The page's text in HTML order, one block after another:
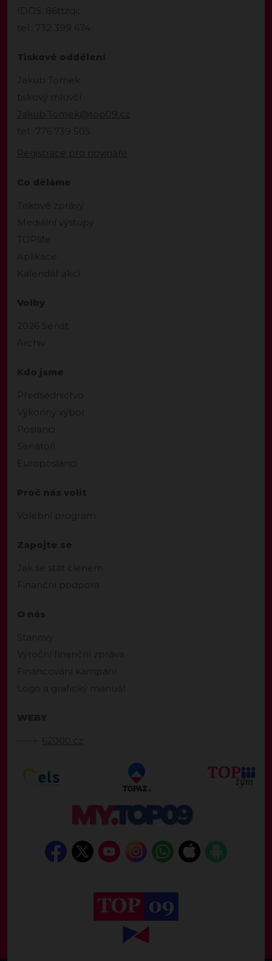
IDDS: 86ttzqc
tel.: 732 399 674
Tiskové oddělení
Jakub Tomek
tiskový mluvčí
Jakub.Tomek@top09.cz
tel.: 776 739 505
Registrace pro novináře
Co děláme
Tiskové zprávy
Mediální výstupy
TOPlife
Aplikace
Kalendář akcí
Volby
2026 Senát
Archiv
Kdo jsme
Předsednictvo
Výkonný výbor
Poslanci
Senátoři
Europoslanci
Proč nás volit
Volební program
Zapojte se
Jak se stát členem
Finanční podpora
O nás
Stanovy
Výroční finanční zpráva
Financování kampaní
Logo a grafický manuál
WEBY
62000.cz